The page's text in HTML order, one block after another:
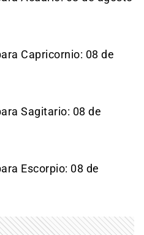
Capricornio: 08 de
Sagitario: 08 de
Escorpio: 08 de